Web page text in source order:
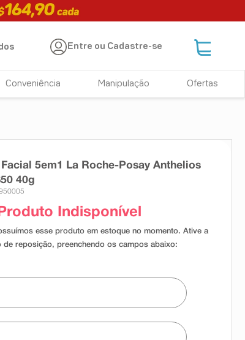
Entre ou Cadastre-se
Conveniência Manipulação Ofertas
5em1 La Roche-Posay Anthelios
40g